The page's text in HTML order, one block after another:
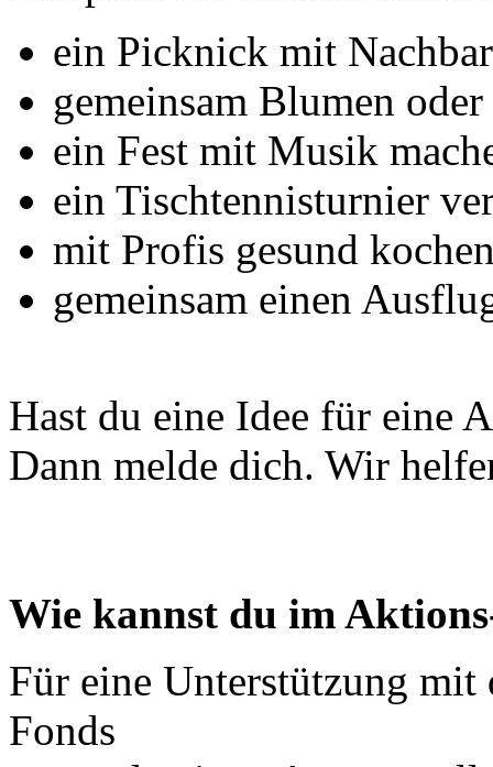
ein Picknick mit
gemeinsam Blumen
ein Fest mit Musik
ein Tischtennisturnier
mit Profis gesund
gemeinsam einen
Hast du eine Idee für eine
Dann melde dich. Wir
Wie kannst du im
Für eine Unterstützung
Fonds